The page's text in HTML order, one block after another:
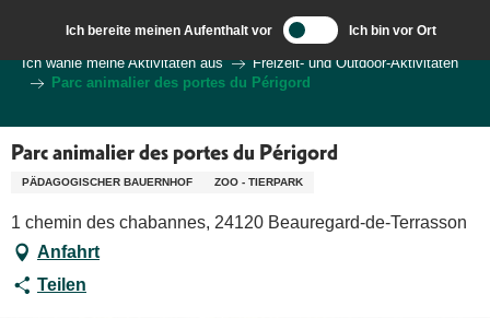
contenu
principal
Ich bereite meinen Aufenthalt vor Ich bin vor Ort
Ich wähle meine Aktivitäten aus
Freizeit- und Outdoor-Aktivitäten
Parc animalier des portes du Périgord
Parc animalier des portes du Périgord
PÄDAGOGISCHER BAUERNHOF ZOO - TIERPARK
1 chemin des chabannes, 24120 Beauregard-de-Terrasson
Anfahrt
Teilen